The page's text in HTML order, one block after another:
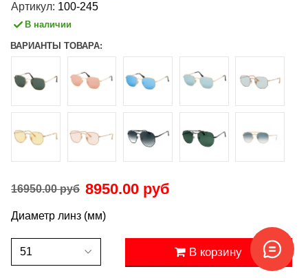
Артикул: 100-245
В наличии
ВАРИАНТЫ ТОВАРА:
16950.00 руб 8950.00 руб
Диаметр линз (мм)
В корзину